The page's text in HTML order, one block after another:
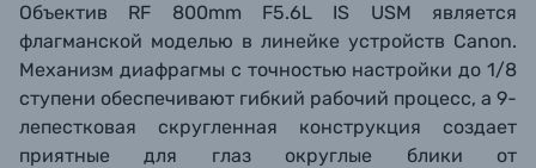
Объектив RF 800mm F5.6L IS USM является
флагманской моделью в линейке устройств Canon.
Механизм диафрагмы с точностью настройки до 1/8
ступени обеспечивают гибкий рабочий процесс, а 9-
лепестковая скругленная конструкция создает
приятные для глаз округлые блики от